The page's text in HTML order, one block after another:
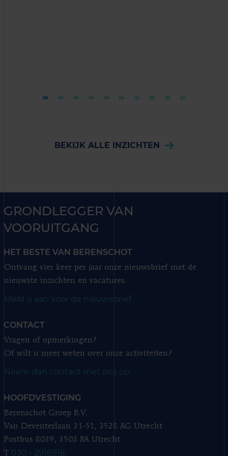
BEKIJK ALLE INZICHTEN
GRONDLEGGER VAN
VOORUITGANG
HET BESTE VAN BERENSCHOT
Ontvang vier keer per jaar onze nieuwsbrief met de
nieuwste inzichten en vacatures.
Meld u aan voor de nieuwsbrief.
CONTACT
Vragen of opmerkingen?
Of wilt u meer weten over onze activiteiten?
Neem dan contact met ons op.
HOOFDVESTIGING
Berenschot Groep B.V.
Van Deventerlaan 31-51, 3528 AG Utrecht
Postbus 8039, 3503 RA Utrecht
T 030 - 2916916